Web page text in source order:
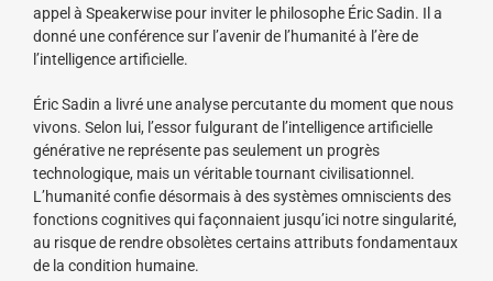
appel à Speakerwise pour inviter le philosophe Éric Sadin. Il a
donné une conférence sur l’avenir de l’humanité à l’ère de
l’intelligence artificielle.
Éric Sadin a livré une analyse percutante du moment que nous
vivons. Selon lui, l’essor fulgurant de l’intelligence artificielle
générative ne représente pas seulement un progrès
technologique, mais un véritable tournant civilisationnel.
L’humanité confie désormais à des systèmes omniscients des
fonctions cognitives qui façonnaient jusqu’ici notre singularité,
au risque de rendre obsolètes certains attributs fondamentaux
de la condition humaine.